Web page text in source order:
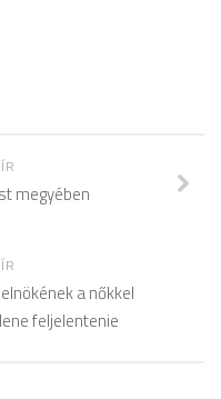
megyében
a nőkkel
feljelentenie